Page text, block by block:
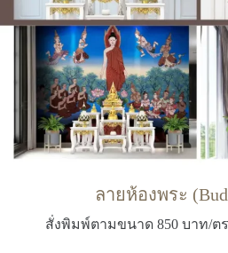
ลายห้องพระ
สั่งพิมพ์ตามขนาด 850 บาท/ต